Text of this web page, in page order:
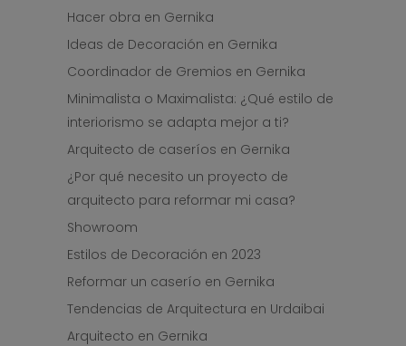
Hacer obra en Gernika
Ideas de Decoración en Gernika
Coordinador de Gremios en Gernika
Minimalista o Maximalista: ¿Qué estilo de
interiorismo se adapta mejor a ti?
Arquitecto de caseríos en Gernika
¿Por qué necesito un proyecto de
arquitecto para reformar mi casa?
Showroom
Estilos de Decoración en 2023
Reformar un caserío en Gernika
Tendencias de Arquitectura en Urdaibai
Arquitecto en Gernika